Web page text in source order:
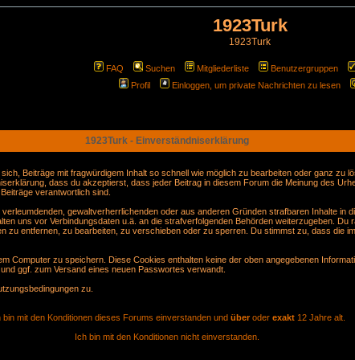
1923Turk
1923Turk
FAQ Suchen Mitgliederliste Benutzergruppen
Profil
Einloggen, um private Nachrichten zu lesen
1923Turk - Einverständniserklärung
Beiträge mit fragwürdigem Inhalt so schnell wie möglich zu bearbeiten oder ganz zu
dass du akzeptierst, dass jeder Beitrag in diesem Forum die Meinung des
verantwortlich sind.
gewaltverherrlichenden oder aus anderen Gründen strafbaren Inhalte in
uns vor Verbindungsdaten u.ä. an die strafverfolgenden Behörden weiterzugeben. Du
zu entfernen, zu bearbeiten, zu verschieben oder zu sperren. Du stimmst zu, dass die
Computer zu speichern. Diese Cookies enthalten keine der oben angegebenen
ggf. zum Versand eines neuen Passwortes verwandt.
zu.
bin mit den Konditionen dieses Forums einverstanden und über oder exakt 12 Jahre alt.
Ich bin mit den Konditionen nicht einverstanden.